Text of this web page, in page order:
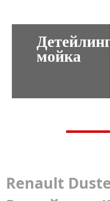
Детейлинг-
мойка
Renault